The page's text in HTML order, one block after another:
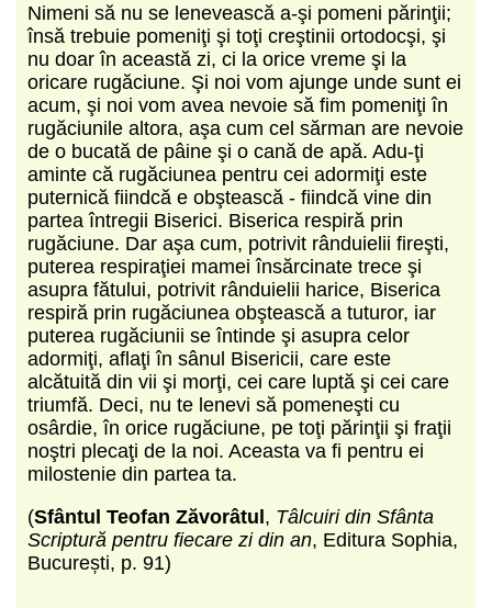
Nimeni să nu se lenevească a-şi pomeni părinţii;
însă trebuie pomeniţi şi toţi creştinii ortodocşi, şi
nu doar în această zi, ci la orice vreme şi la
oricare rugăciune. Şi noi vom ajunge unde sunt ei
acum, şi noi vom avea nevoie să fim pomeniţi în
rugăciunile altora, aşa cum cel sărman are nevoie
de o bucată de pâine şi o cană de apă. Adu-ţi
aminte că rugăciunea pentru cei adormiţi este
puternică fiindcă e obştească - fiindcă vine din
partea întregii Biserici. Biserica respiră prin
rugăciune. Dar aşa cum, potrivit rânduielii fireşti,
puterea respiraţiei mamei însărcinate trece şi
asupra fătului, potrivit rânduielii harice, Biserica
respiră prin rugăciunea obştească a tuturor, iar
puterea rugăciunii se întinde şi asupra celor
adormiţi, aflaţi în sânul Bisericii, care este
alcătuită din vii şi morţi, cei care luptă şi cei care
triumfă. Deci, nu te lenevi să pomeneşti cu
osârdie, în orice rugăciune, pe toţi părinţii şi fraţii
noştri plecaţi de la noi. Aceasta va fi pentru ei
milostenie din partea ta.
(Sfântul Teofan Zăvorâtul, Tâlcuiri din Sfânta
Scriptură pentru fiecare zi din an, Editura Sophia,
București, p. 91)